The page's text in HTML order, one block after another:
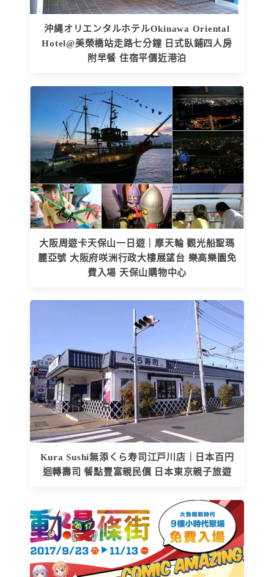
沖縄オリエンタルホテルOkinawa Oriental
Hotel@美榮橋站走路七分鐘 日式臥鋪四人房
附早餐 住宿平價近港泊
大阪周遊卡天保山一日遊｜摩天輪 觀光船聖瑪
麗亞號 大阪府咲洲行政大樓展望台 樂高樂園免
費入場 天保山購物中心
Kura Sushi無添くら寿司江戸川店｜日本百円
迴轉壽司 餐點豐富親民價 日本東京親子旅遊